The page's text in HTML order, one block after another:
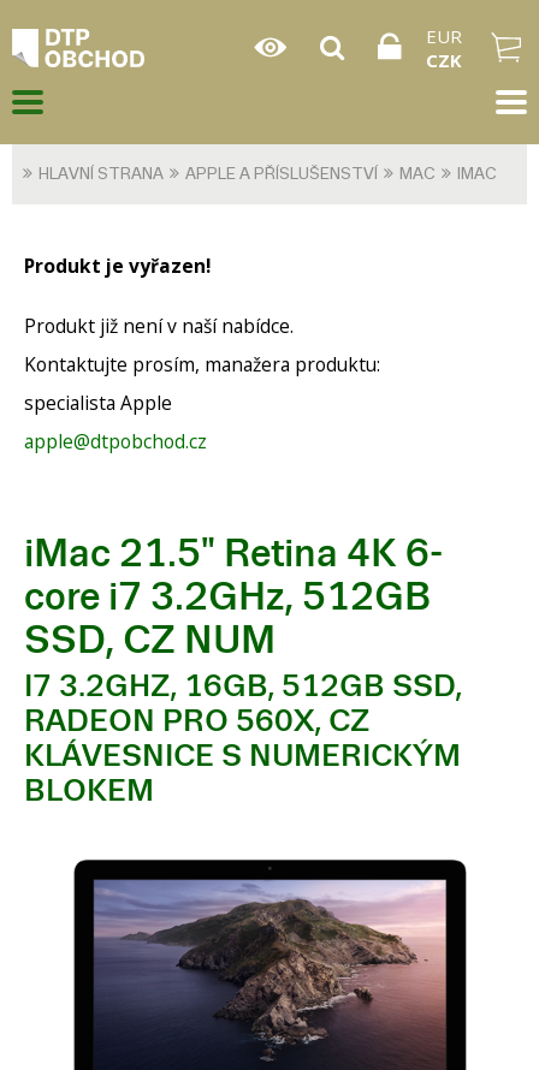
EUR
CZK
HLAVNÍ STRANA APPLE A PŘÍSLUŠENSTVÍ MAC IMAC
Produkt je vyřazen!
Produkt již není v naší nabídce.
Kontaktujte prosím, manažera produktu:
specialista Apple
apple@dtpobchod.cz
iMac 21.5" Retina 4K 6-
core i7 3.2GHz, 512GB
SSD, CZ NUM
I7 3.2GHZ, 16GB, 512GB SSD,
RADEON PRO 560X, CZ
KLÁVESNICE S NUMERICKÝM
BLOKEM